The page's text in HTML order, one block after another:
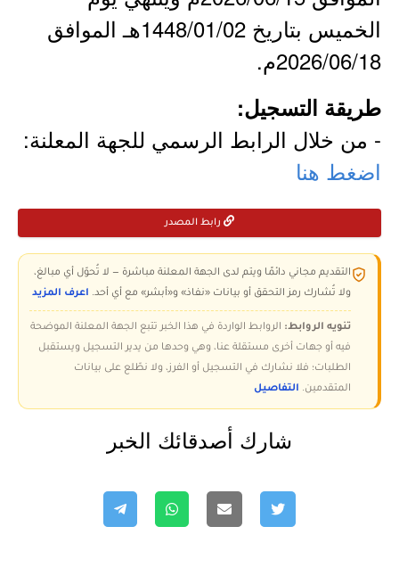
الخميس بتاريخ 1448/01/02هـ الموافق
2026/06/18م.
طريقة التسجيل:
- من خلال الرابط الرسمي للجهة المعلنة:
اضغط هنا
رابط المصدر
التقديم مجاني دائمًا ويتم لدى الجهة المعلنة مباشرة — لا تُحوّل أي مبالغ،
ولا تُشارك رمز التحقق أو بيانات «نفاذ» و«أبشر» مع أي أحد. اعرف المزيد
تنويه الروابط: الروابط الواردة في هذا الخبر تتبع الجهة المعلنة الموضحة
فيه أو جهات أخرى مستقلة عنا، وهي وحدها من يدير التسجيل ويستقبل
الطلبات؛ فلا نشارك في التسجيل أو الفرز، ولا نطّلع على بيانات
المتقدمين. التفاصيل
شارك أصدقائك الخبر